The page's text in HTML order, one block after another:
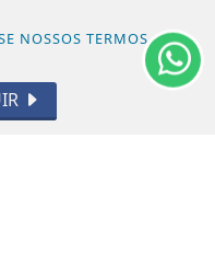
NOSSOS TERMOS